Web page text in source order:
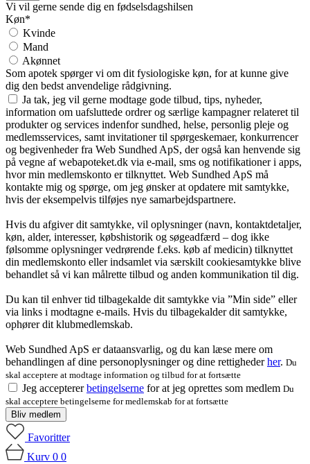
Vi vil gerne sende dig en fødselsdagshilsen
Køn*
Kvinde
Mand
Akønnet
Som apotek spørger vi om dit fysiologiske køn, for at kunne give
dig den bedst anvendelige rådgivning.
Ja tak, jeg vil gerne modtage gode tilbud, tips, nyheder,
information om uafsluttede ordrer og særlige kampagner relateret til
produkter og services indenfor sundhed, helse, personlig pleje og
medlemsservices, samt invitationer til spørgeskemaer, konkurrencer
og begivenheder fra Web Sundhed ApS, der også kan henvende sig
på vegne af webapoteket.dk via e-mail, sms og notifikationer i apps,
hvor min medlemskonto er tilknyttet. Web Sundhed ApS må
kontakte mig og spørge, om jeg ønsker at opdatere mit samtykke,
hvis der eksempelvis tilføjes nye samarbejdspartnere.
Hvis du afgiver dit samtykke, vil oplysninger (navn, kontaktdetaljer,
køn, alder, interesser, købshistorik og søgeadfærd – dog ikke
følsomme oplysninger vedrørende f.eks. køb af medicin) tilknyttet
din medlemskonto eller indsamlet via særskilt cookiesamtykke blive
behandlet så vi kan målrette tilbud og anden kommunikation til dig.
Du kan til enhver tid tilbagekalde dit samtykke via ”Min side” eller
via links i modtagne e-mails. Hvis du tilbagekalder dit samtykke,
ophører dit klubmedlemskab.
Web Sundhed ApS er dataansvarlig, og du kan læse mere om
behandlingen af dine personoplysninger og dine rettighederher. Du
skal acceptere at modtage information og tilbud for at fortsætte
Jeg acceptererbetingelserne for at jeg oprettes som medlem Du
skal acceptere betingelserne for medlemskab for at fortsætte
Bliv medlem
Favoritter
Kurv 0 0